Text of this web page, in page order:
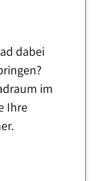
dabei
im
Ihre